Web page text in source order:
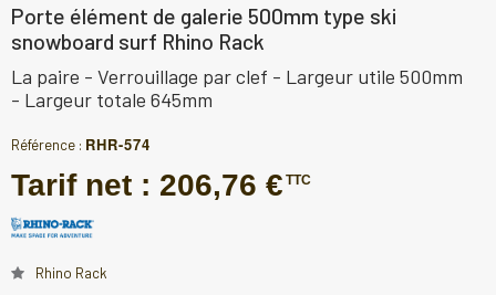
Porte élément de galerie 500mm type ski
snowboard surf Rhino Rack
La paire - Verrouillage par clef - Largeur utile 500mm
- Largeur totale 645mm
Référence : RHR-574
Tarif net : 206,76 € TTC
Rhino Rack